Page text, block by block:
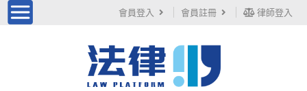
會員登入 會員註冊 律師登入